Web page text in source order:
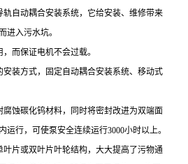
轨自动耦合安装系统，它给安装、维修带来
进入污水坑。
而保证电机不会过载。
装方式，固定自动耦合安装系统、移动式
蚀碳化钨材料，同时将密封改进为双端面
运行，可使泵安全连续运行3000小时以上。
片或双叶片叶轮结构，大大提高了污物通